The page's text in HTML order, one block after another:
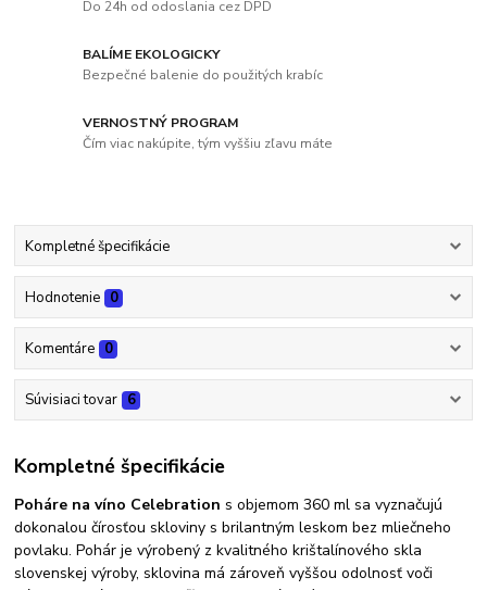
Do 24h od odoslania cez DPD
BALÍME EKOLOGICKY
Bezpečné balenie do použitých krabíc
VERNOSTNÝ PROGRAM
Čím viac nakúpite, tým vyššiu zľavu máte
Kompletné špecifikácie
Hodnotenie 0
Komentáre 0
Súvisiaci tovar 6
Kompletné špecifikácie
Poháre na víno Celebrations objemom 360 ml sa vyznačujú
dokonalou čírosťou skloviny s brilantným leskom bez mliečneho
povlaku. Pohár je výrobený z kvalitného krištalínového skla
slovenskej výroby, sklovina má zároveň vyššou odolnosť voči